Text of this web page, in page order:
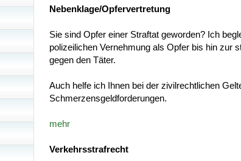
Nebenklage/Opfervertretung
Sie sind Opfer einer Straftat geworden? Ich
polizeilichen Vernehmung als Opfer bis hin zur
gegen den Täter.
Auch helfe ich Ihnen bei der zivilrechtlichen
Schmerzensgeldforderungen.
mehr
Verkehrsstrafrecht